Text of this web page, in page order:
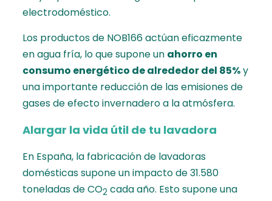
electrodoméstico.
Los productos de NOB166 actúan eficazmente
en agua fría, lo que supone un ahorro en
consumo energético de alrededor del 85%y
una importante reducción de las emisiones de
gases de efecto invernadero a la atmósfera.
Alargar la vida útil de tu lavadora
En España, la fabricación de lavadoras
domésticas supone un impacto de 31.580
toneladas de CO2 cada año. Esto supone una